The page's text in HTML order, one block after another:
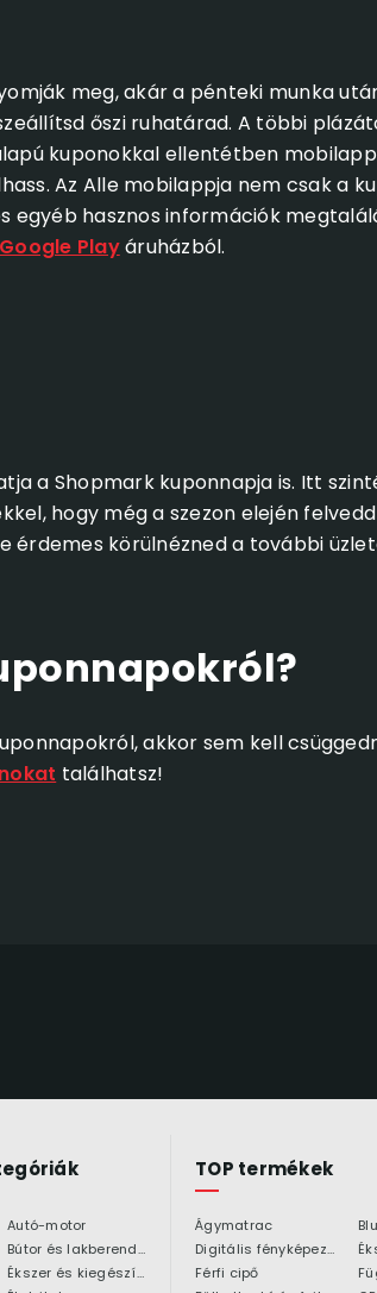
meg, akár a pénteki munka
őszi ruhatárad. A többi
kuponokkal ellentétben
Az Alle mobilappja nem csak a
egyéb hasznos információk
Google Playáruházból.
a Shopmark kuponnapja is. Itt
hogy még a szezon elején
érdemes körülnézned a további
akkor sem kell
találhatsz!
Autó-motor
Bútor és lakberendezés
Ékszer és kiegészítő
TOP termékek
Ágymatrac
Digitális fényképezőgép
Férfi cipő